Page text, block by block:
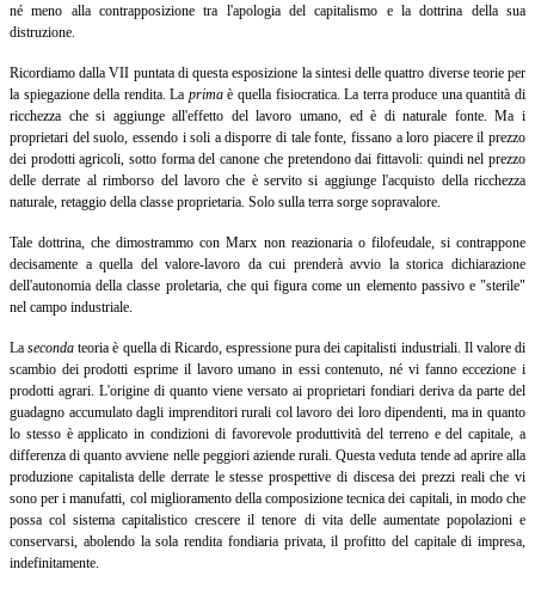
né meno alla contrapposizione tra l'apologia del capitalismo e la dottrina della sua
distruzione.
Ricordiamo dalla VII puntata di questa esposizione la sintesi delle quattro diverse teorie per
la spiegazione della rendita. La primaè quella fisiocratica. La terra produce una quantità di
ricchezza che si aggiunge all'effetto del lavoro umano, ed è di naturale fonte. Ma i
proprietari del suolo, essendo i soli a disporre di tale fonte, fissano a loro piacere il prezzo
dei prodotti agricoli, sotto forma del canone che pretendono dai fittavoli: quindi nel prezzo
delle derrate al rimborso del lavoro che è servito si aggiunge l'acquisto della ricchezza
naturale, retaggio della classe proprietaria. Solo sulla terra sorge sopravalore.
Tale dottrina, che dimostrammo con Marx non reazionaria o filofeudale, si contrappone
decisamente a quella del valore-lavoro da cui prenderà avvio la storica dichiarazione
dell'autonomia della classe proletaria, che qui figura come un elemento passivo e "sterile"
nel campo industriale.
La secondateoria è quella di Ricardo, espressione pura dei capitalisti industriali. Il valore di
scambio dei prodotti esprime il lavoro umano in essi contenuto, né vi fanno eccezione i
prodotti agrari. L'origine di quanto viene versato ai proprietari fondiari deriva da parte del
guadagno accumulato dagli imprenditori rurali col lavoro dei loro dipendenti, ma in quanto
lo stesso è applicato in condizioni di favorevole produttività del terreno e del capitale, a
differenza di quanto avviene nelle peggiori aziende rurali. Questa veduta tende ad aprire alla
produzione capitalista delle derrate le stesse prospettive di discesa dei prezzi reali che vi
sono per i manufatti, col miglioramento della composizione tecnica dei capitali, in modo che
possa col sistema capitalistico crescere il tenore di vita delle aumentate popolazioni e
conservarsi, abolendo la sola rendita fondiaria privata, il profitto del capitale di impresa,
indefinitamente.